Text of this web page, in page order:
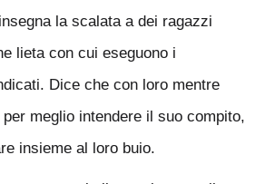
la scalata a dei ragazzi
lieta con cui eseguono i
Dice che con loro mentre
meglio intendere il suo compito,
insieme al loro buio.